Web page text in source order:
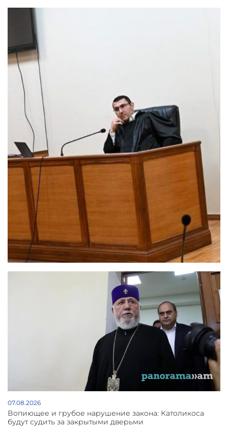
07.08.2026
Вопиющее и грубое нарушение закона: Католикоса
будут судить за закрытыми дверьми